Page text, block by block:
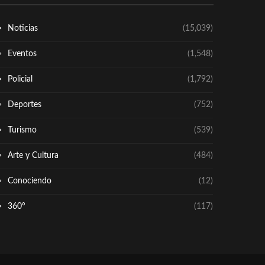
Noticias (15,039)
Eventos (1,548)
Policial (1,792)
Deportes (752)
Turismo (539)
Arte y Cultura (484)
Conociendo (12)
360º (117)